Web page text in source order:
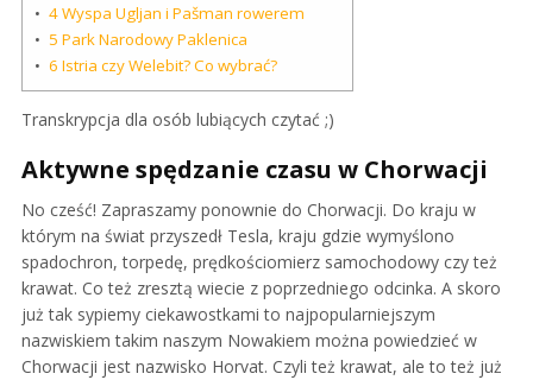
4Wyspa Ugljan i Pašman rowerem
5 Park Narodowy Paklenica
6 Istria czy Welebit? Co wybrać?
Transkrypcja dla osób lubiących czytać ;)
Aktywne spędzanie czasu w Chorwacji
No cześć! Zapraszamy ponownie do Chorwacji. Do kraju w
którym na świat przyszedł Tesla, kraju gdzie wymyślono
spadochron, torpedę, prędkościomierz samochodowy czy też
krawat. Co też zresztą wiecie z poprzedniego odcinka. A skoro
już tak sypiemy ciekawostkami to najpopularniejszym
nazwiskiem takim naszym Nowakiem można powiedzieć w
Chorwacji jest nazwisko Horvat. Czyli też krawat, ale to też już